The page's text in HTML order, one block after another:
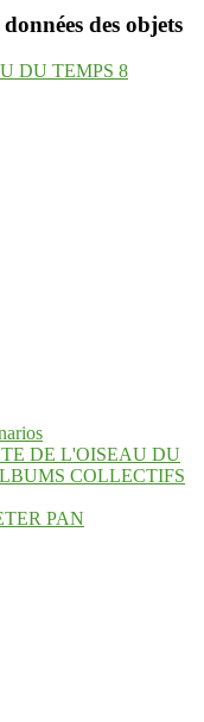
des objets
DU TEMPS 8
DE L'OISEAU DU
COLLECTIFS
PAN